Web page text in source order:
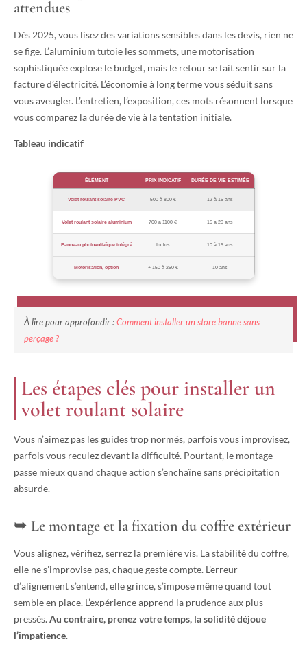
attendues
Dès 2025, vous lisez des variations sensibles dans les devis, rien ne
se fige. L’aluminium tutoie les sommets, une motorisation
sophistiquée explose le budget, mais le retour se fait sentir sur la
facture d’électricité. L’économie à long terme vous séduit sans
vous aveugler. L’entretien, l’exposition, ces mots résonnent lorsque
vous comparez la durée de vie à la tentation initiale.
Tableau indicatif
ÉLÉMENT PRIX INDICATIF DURÉE DE VIE ESTIMÉE
Volet roulant solaire PVC 500 à 800 € 12 à 15 ans
Volet roulant solaire aluminium 700 à 1100 € 15 à 20 ans
Panneau photovoltaïque intégré Inclus 10 à 15 ans
Motorisation, option + 150 à 250 € 10 ans
À lire pour approfondir :Comment installer un store banne sans
perçage ?
Les étapes clés pour installer un
volet roulant solaire
Vous n’aimez pas les guides trop normés, parfois vous improvisez,
parfois vous reculez devant la difficulté. Pourtant, le montage
passe mieux quand chaque action s’enchaîne sans précipitation
absurde.
Le montage et la fixation du coffre extérieur
Vous alignez, vérifiez, serrez la première vis. La stabilité du coffre,
elle ne s’improvise pas, chaque geste compte. L’erreur
d’alignement s’entend, elle grince, s’impose même quand tout
semble en place. L’expérience apprend la prudence aux plus
pressés.Au contraire, prenez votre temps, la solidité déjoue
l’impatience.